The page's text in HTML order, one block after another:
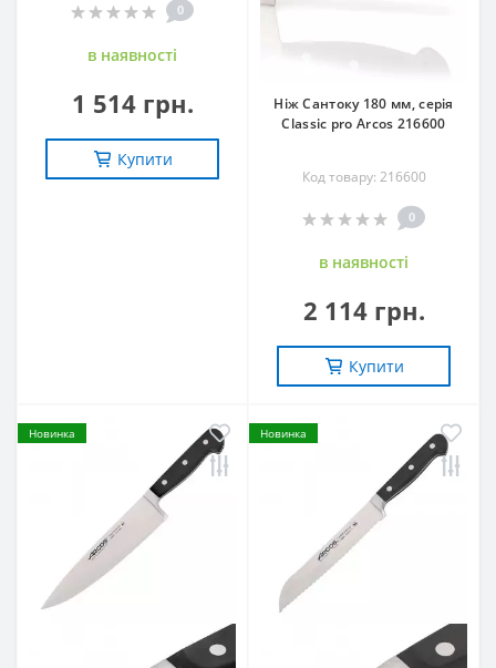
0
в наявностi
1 514 грн.
Купити
Ніж Сантоку 180 мм, серія
Classic pro Arcos 216600
Код товару: 216600
0
в наявностi
2 114 грн.
Купити
Новинка Новинка